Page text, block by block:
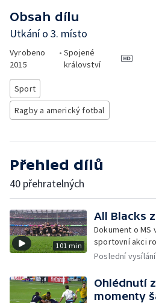
Obsah dílu
Utkání o 3. místo
Vyrobeno
2015
• Spojené
království
Sport
Ragby a americký fotbal
Přehled dílů
40 přehratelných
101 min
All Blacks
Dokument o
sportovní akci
Poslední vysílání
Ohlédnutí
momenty